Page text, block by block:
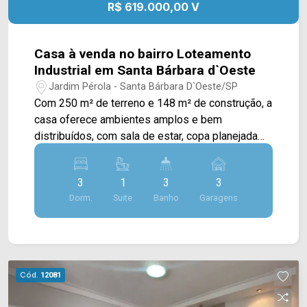
- Presente em cada mudança!
R$ 619.000,00 V
Casa à venda no bairro Loteamento
Industrial em Santa Bárbara d`Oeste
Jardim Pérola - Santa Bárbara D`Oeste/SP
Com 250 m² de terreno e 148 m² de construção, a
casa oferece ambientes amplos e bem
distribuídos, com sala de estar, copa planejada
com cristaleira e cozinha planejada,
proporcionando mais praticidade e conforto para
a rotina da família. Dois dormitórios contam com
móveis planejados, garantindo melhor
organização dos espaços. A área de lazer é um
ambiente agradável para reunir amigos e
familiares. O piso em porcelanato em toda a área
interna, o portão eletrônico e a lavanderia ampla
3
Dorm.
1
Suite
3
Banho
3
Garagens
Cód. 12081